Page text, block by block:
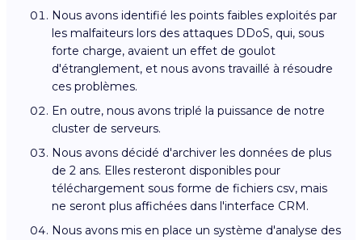
Nous avons identifié les points faibles exploités par
les malfaiteurs lors des attaques DDoS, qui, sous
forte charge, avaient un effet de goulot
d'étranglement, et nous avons travaillé à résoudre
ces problèmes.
En outre, nous avons triplé la puissance de notre
cluster de serveurs.
Nous avons décidé d'archiver les données de plus
de 2 ans. Elles resteront disponibles pour
téléchargement sous forme de fichiers csv, mais
ne seront plus affichées dans l'interface CRM.
Nous avons mis en place un système d'analyse des